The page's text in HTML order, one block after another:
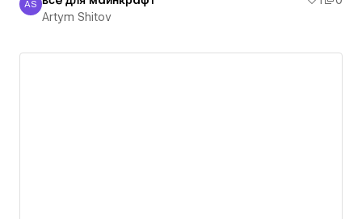
Artym Shitov
AS
Artym Shitov